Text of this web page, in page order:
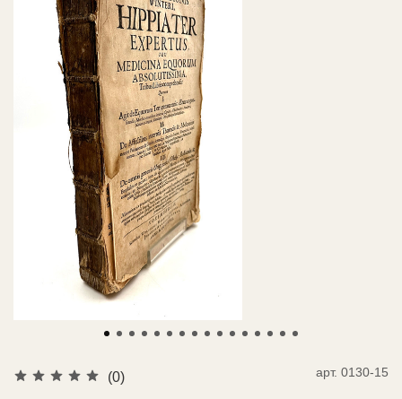
(0) арт. 0130-15